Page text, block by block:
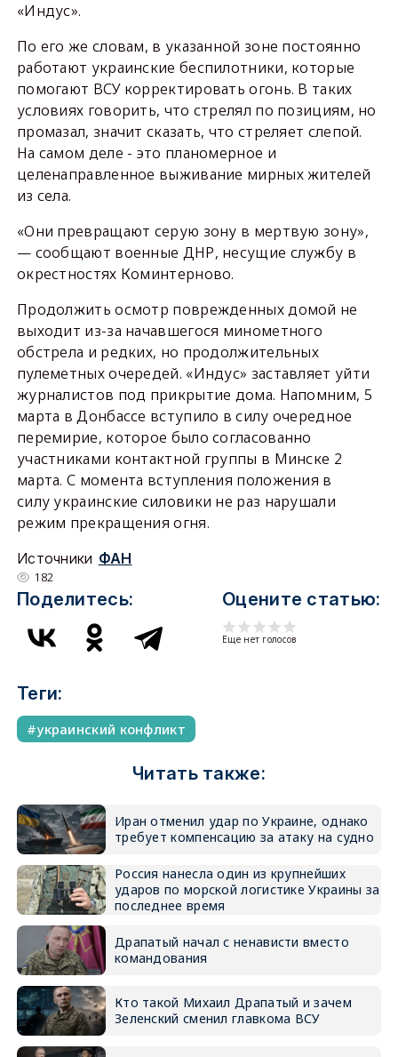
«Индус».
По его же словам, в указанной зоне постоянно
работают украинские беспилотники, которые
помогают ВСУ корректировать огонь. В таких
условиях говорить, что стрелял по позициям, но
промазал, значит сказать, что стреляет слепой.
На самом деле - это планомерное и
целенаправленное выживание мирных жителей
из села.
«Они превращают серую зону в мертвую зону»,
— сообщают военные ДНР, несущие службу в
окрестностях Коминтерново.
Продолжить осмотр поврежденных домой не
выходит из-за начавшегося минометного
обстрела и редких, но продолжительных
пулеметных очередей. «Индус» заставляет уйти
журналистов под прикрытие дома. Напомним, 5
марта в Донбассе вступило в силу очередное
перемирие, которое было согласованно
участниками контактной группы в Минске 2
марта. С момента вступления положения в
силу украинские силовики не раз нарушали
режим прекращения огня.
Источники ФАН
182
Поделитесь: Оцените статью:
Еще нет голосов
Теги:
украинский конфликт
Читать также:
Иран отменил удар по Украине, однако
требует компенсацию за атаку на судно
Россия нанесла один из крупнейших
ударов по морской логистике Украины за
последнее время
Драпатый начал с ненависти вместо
командования
Кто такой Михаил Драпатый и зачем
Зеленский сменил главкома ВСУ